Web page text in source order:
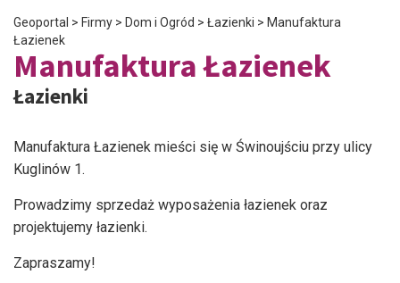
Geoportal > Firmy > Dom i Ogród > Łazienki > Manufaktura
Łazienek
Manufaktura Łazienek
Łazienki
Manufaktura Łazienek mieści się w Świnoujściu przy ulicy
Kuglinów 1.
Prowadzimy sprzedaż wyposażenia łazienek oraz
projektujemy łazienki.
Zapraszamy!